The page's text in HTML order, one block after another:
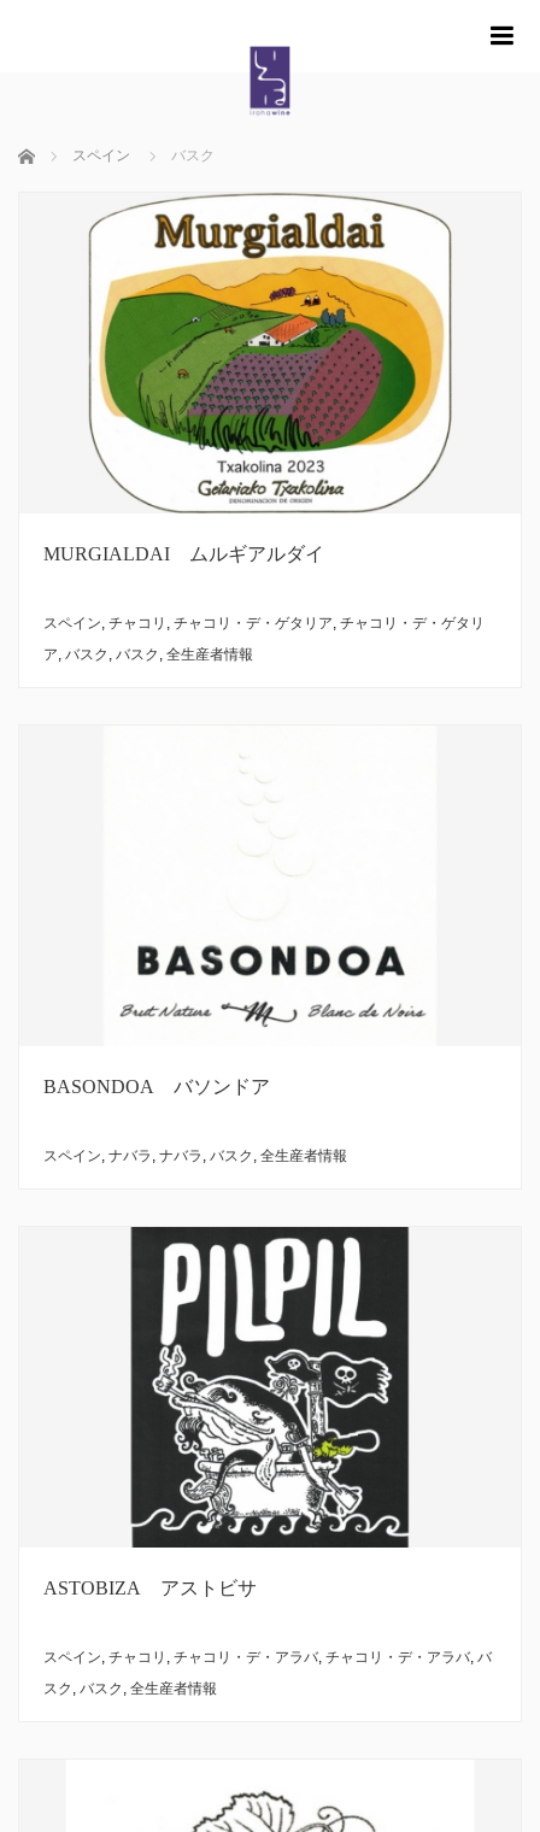
ホーム スペイン バスク
MURGIALDAI ムルギアルダイ
スペイン, チャコリ , チャコリ・デ・ゲタリア, チャコリ・デ・ゲタリ
ア, バスク , バスク , 全生産者情報
BASONDOA バソンドア
スペイン, ナバラ , ナバラ , バスク , 全生産者情報
ASTOBIZA アストビサ
スペイン, チャコリ , チャコリ・デ・アラバ, チャコリ・デ・アラバ, バ
スク , バスク , 全生産者情報